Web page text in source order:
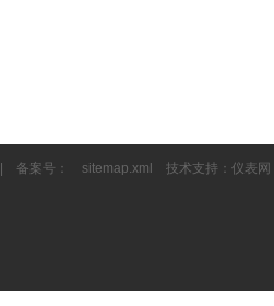
| 备案号： sitemap.xml 技术支持： 仪表网